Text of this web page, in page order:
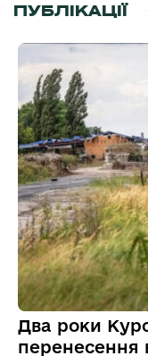
ПУБЛІКАЦІЇ
Два роки
перенесення